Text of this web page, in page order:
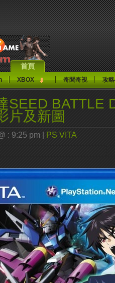
首頁
XBOX 奇聞奇視 攻
SEED BATTLE
片及新圖
: 9:25 pm | PS VITA